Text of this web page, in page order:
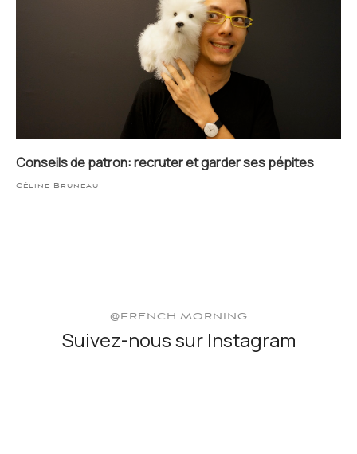
Conseils de patron: recruter et garder ses pépites
Céline Bruneau
@FRENCH.MORNING
Suivez-nous sur Instagram